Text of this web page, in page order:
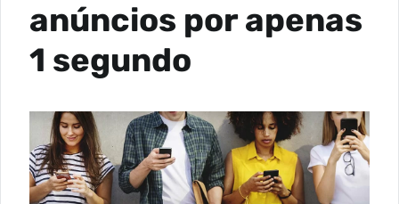
anúncios por apenas
1 segundo